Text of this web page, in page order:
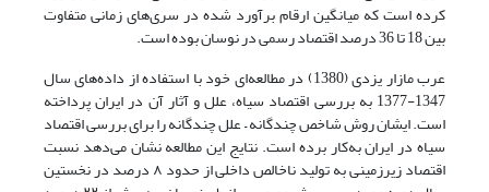
کرده است که میانگین ارقام برآورد شده در سری‌های زمانی متفاوت
بین 18 تا 36 درصد اقتصاد رسمی در نوسان بوده است.
عرب مازار یزدی (1380) در مطالعه‌ای خود با استفاده از داده‌های سال
1347-1377 به بررسی اقتصاد سیاه، علل و آثار آن در ایران پرداخته
است. ایشان روش شاخص چندگانه – علل چندگانه را برای بررسی اقتصاد
سیاه در ایران به‌کار برده است. نتایج این مطالعه نشان می‌دهد نسبت
اقتصاد زیرزمینی به تولید ناخالص داخلی از حدود ٨ درصد در نخستین